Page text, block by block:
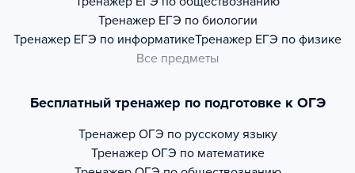
Тренажер ЕГЭ по биологии
Тренажер ЕГЭ по информатикеТренажер ЕГЭ по физике
Все предметы
Бесплатный тренажер по подготовке к ОГЭ
Тренажер ОГЭ по русскому языку
Тренажер ОГЭ по математике